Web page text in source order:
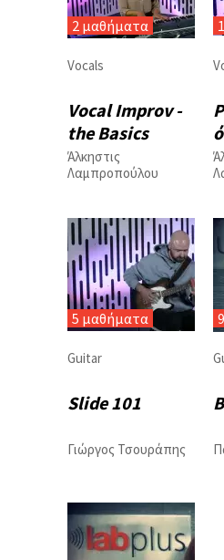
2 μαθήματα
Vocals
Vocal Improv -
the Basics
Άλκηστις
Λαμπροπούλου
5 μαθήματα
Guitar
Slide 101
Γιώργος Τσουράπης